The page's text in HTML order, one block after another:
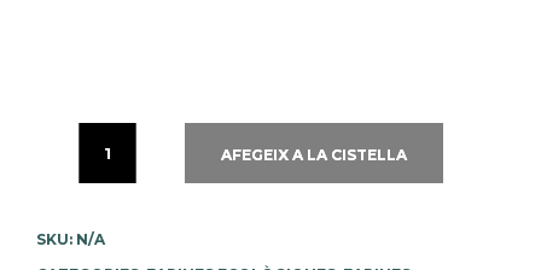
AFEGEIX A LA CISTELLA
SKU: N/A